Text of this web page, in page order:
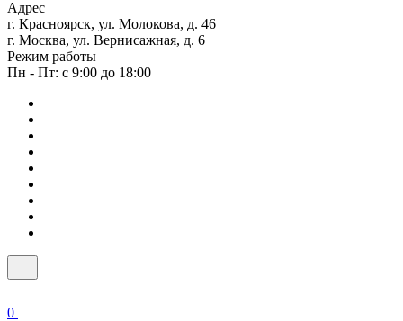
Адрес
г. Красноярск, ул. Молокова, д. 46
г. Москва, ул. Вернисажная, д. 6
Режим работы
Пн - Пт: с 9:00 до 18:00
0